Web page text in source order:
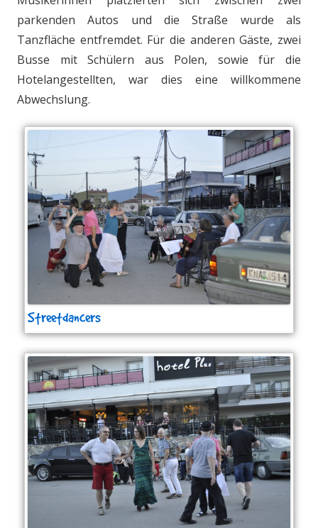
parkenden Autos und die Straße wurde als
Tanzfläche entfremdet. Für die anderen Gäste, zwei
Busse mit Schülern aus Polen, sowie für die
Hotelangestellten, war dies eine willkommene
Abwechslung.
Streetdancers